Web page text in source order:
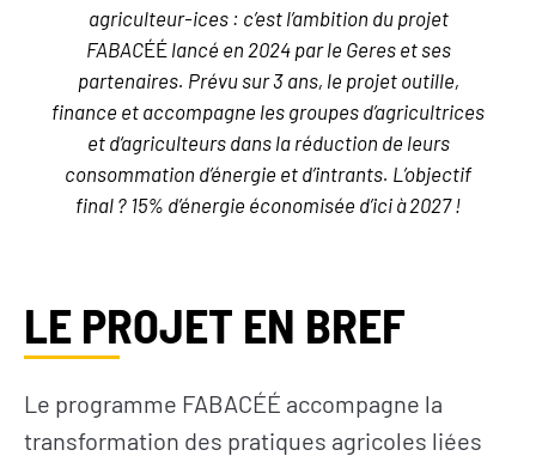
agriculteur-ices : c’est l’ambition du projet
FABACÉÉlancé en 2024 par le Geres et ses
partenaires. Prévu sur 3 ans, le projet outille,
finance et accompagne les groupes d’agricultrices
et d‘agriculteurs dans la réduction de leurs
consommation d’énergie et d’intrants. L’objectif
final ? 15% d’énergie économisée d’ici à 2027 !
LE PROJET EN BREF
Le programme FABACÉÉ accompagne la
transformation des pratiques agricoles liées